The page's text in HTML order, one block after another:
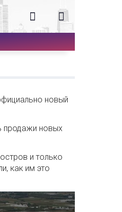
новый
продажи новых
и только
как им это